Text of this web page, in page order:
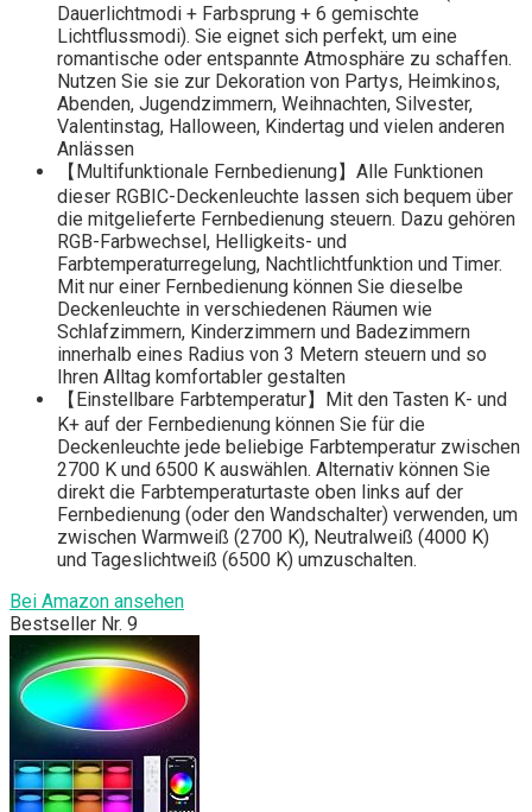
Dauerlichtmodi + Farbsprung + 6 gemischte
Lichtflussmodi). Sie eignet sich perfekt, um eine
romantische oder entspannte Atmosphäre zu schaffen.
Nutzen Sie sie zur Dekoration von Partys, Heimkinos,
Abenden, Jugendzimmern, Weihnachten, Silvester,
Valentinstag, Halloween, Kindertag und vielen anderen
Anlässen
【Multifunktionale Fernbedienung】Alle Funktionen
dieser RGBIC-Deckenleuchte lassen sich bequem über
die mitgelieferte Fernbedienung steuern. Dazu gehören
RGB-Farbwechsel, Helligkeits- und
Farbtemperaturregelung, Nachtlichtfunktion und Timer.
Mit nur einer Fernbedienung können Sie dieselbe
Deckenleuchte in verschiedenen Räumen wie
Schlafzimmern, Kinderzimmern und Badezimmern
innerhalb eines Radius von 3 Metern steuern und so
Ihren Alltag komfortabler gestalten
【Einstellbare Farbtemperatur】Mit den Tasten K- und
K+ auf der Fernbedienung können Sie für die
Deckenleuchte jede beliebige Farbtemperatur zwischen
2700 K und 6500 K auswählen. Alternativ können Sie
direkt die Farbtemperaturtaste oben links auf der
Fernbedienung (oder den Wandschalter) verwenden, um
zwischen Warmweiß (2700 K), Neutralweiß (4000 K)
und Tageslichtweiß (6500 K) umzuschalten.
Bei Amazon ansehen
Bestseller Nr. 9